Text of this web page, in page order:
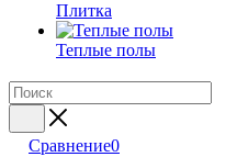
Плитка
Теплые полы
Сравнение0